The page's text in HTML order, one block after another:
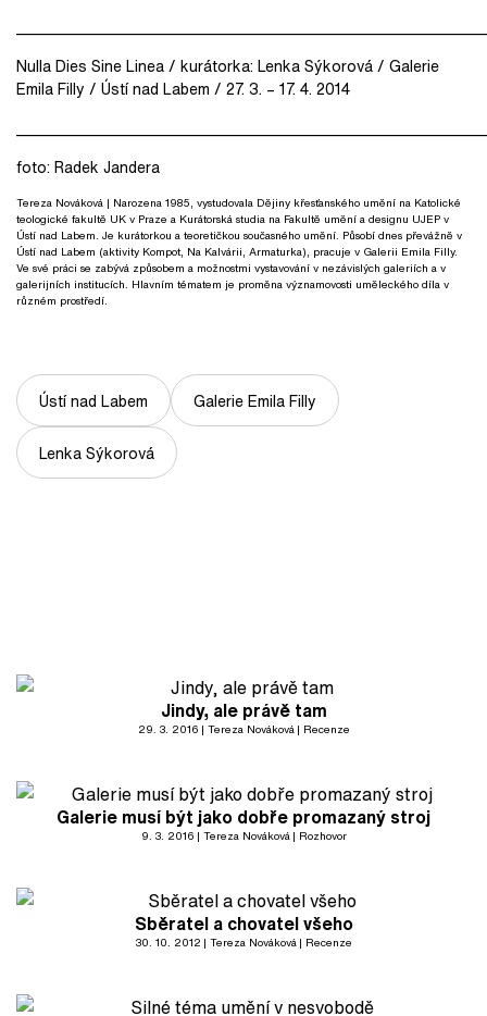
Nulla Dies Sine Linea / kurátorka: Lenka Sýkorová / Galerie
Emila Filly / Ústí nad Labem / 27. 3. – 17. 4. 2014
foto: Radek Jandera
Tereza Nováková | Narozena 1985, vystudovala Dějiny křesťanského umění na Katolické
teologické fakultě UK v Praze a Kurátorská studia na Fakultě umění a designu UJEP v
Ústí nad Labem. Je kurátorkou a teoretičkou současného umění. Působí dnes převážně v
Ústí nad Labem (aktivity Kompot, Na Kalvárii, Armaturka), pracuje v Galerii Emila Filly.
Ve své práci se zabývá způsobem a možnostmi vystavování v nezávislých galeriích a v
galerijních institucích. Hlavním tématem je proměna významovosti uměleckého díla v
různém prostředí.
Ústí nad Labem Galerie Emila Filly
Lenka Sýkorová
Jindy, ale právě tam
29. 3. 2016 Tereza Nováková Recenze
Galerie musí být jako dobře promazaný stroj
9. 3. 2016 Tereza Nováková Rozhovor
Sběratel a chovatel všeho
30. 10. 2012 Tereza Nováková Recenze